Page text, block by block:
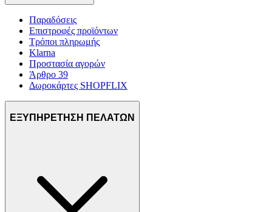
Παραδόσεις
Επιστροφές προϊόντων
Τρόποι πληρωμής
Klarna
Προστασία αγορών
Άρθρο 39
Δωροκάρτες SHOPFLIX
ΕΞΥΠΗΡΕΤΗΣΗ ΠΕΛΑΤΩΝ